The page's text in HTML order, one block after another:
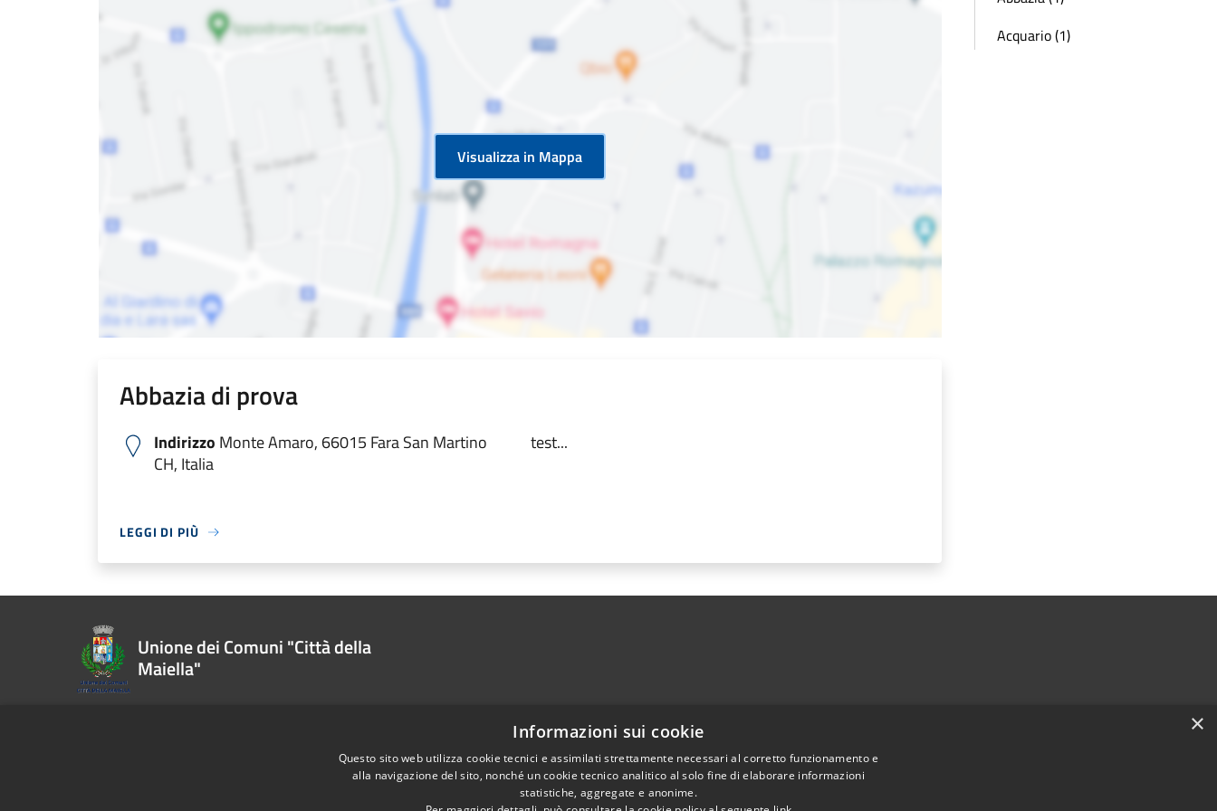
Visualizza in Mappa
Abbazia di prova
Indirizzo Monte Amaro, 66015 Fara San Martino
CH, Italia
test...
LEGGI DI PIÙ
Acquario (1)
Unione dei Comuni "Città della
Maiella"
0858574131
×
Informazioni sui cookie
Questo sito web utilizza cookie tecnici e assimilati strettamente necessari al corretto funzionamento e
alla navigazione del sito, nonché un cookie tecnico analitico al solo fine di elaborare informazioni
statistiche, aggregate e anonime.